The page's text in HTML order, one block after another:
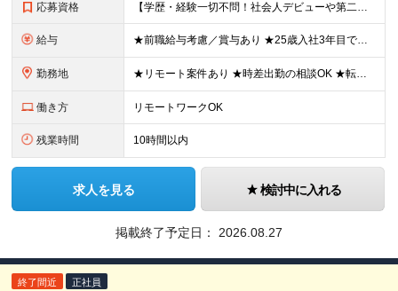
応募資格 【学歴・経験一切不問！社会人デビューや第二新卒も大歓迎】 ●PCスキルに自信がない方も、意欲があればOK！ ★こんな方にピッタリの環境です★ ・オフィスワークに挑戦したいが、一歩踏み出せずにいる方
給与 ★前職給与考慮／賞与あり ★25歳入社3年目で年収400万円以上の実績も！ ★学習費補助（月3,000円）／資格手当(3千円～36万円)あり ●経験者（IT業界の経験5年以上）： 月給30万～40万
勤務地 ★リモート案件あり ★時差出勤の相談OK ★転勤なし 本社またはプロジェクト先での勤務となります。 ※勤務地は希望を考慮します ※入社後1～2週間は、本社にて研修を行います ┗タイミングによって、同
働き方 リモートワークOK
残業時間 10時間以内
求人を見る 検討中に入れる
掲載終了予定日： 2026.08.27
終了間近 正社員